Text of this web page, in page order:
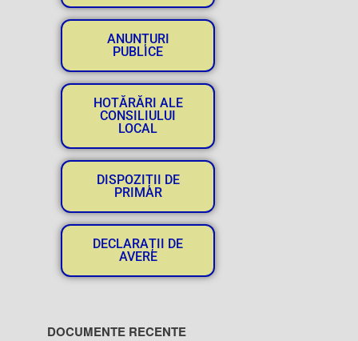
ANUNȚURI
PUBLICE
HOTĂRĂRI ALE
CONSILIULUI
LOCAL
DISPOZIȚII DE
PRIMAR
DECLARAȚII DE
AVERE
DOCUMENTE RECENTE